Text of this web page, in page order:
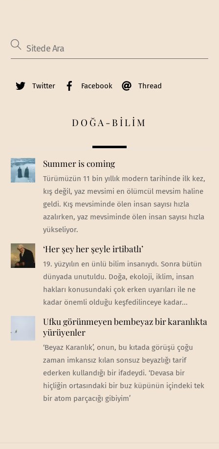
Twitter Facebook Thread
DOĞA-BİLİM
Summer is coming
Türümüzün 11 bin yıllık modern tarihinde ilk kez,
kış değil, yaz mevsimi en ölümcül mevsim haline
geldi. Kış mevsiminde ölen insan sayısı hızla
azalırken, yaz mevsiminde ölen insan sayısı hızla
yükseliyor.
‘Her şey her şeyle irtibatlı’
19. yüzyılın en ünlü bilim insanıydı. Sonra bütün
dünyada unutuldu. Doğa, ekoloji, iklim, insan
hakları konusundaki çok erken uyarıları ile ne
kadar önemli olduğu keşfedilinceye kadar...
Ufku görünmeyen bembeyaz bir karanlıkta
yürüyenler
‘Beyaz Karanlık’, onun, bu kıtada görüşü çoğu
zaman imkansız kılan sonsuz beyazlığı tarif
ederken kullandığı bir ifadeydi. ‘Devasa bir
hiçliğin ortasındaki bir buz küpünün içindeki tek
bir atom parçacığı gibiyim’